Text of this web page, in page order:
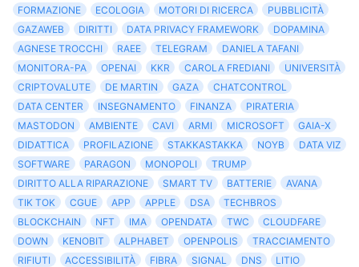
FORMAZIONE
ECOLOGIA MOTORI DI RICERCA
PUBBLICITÀ
GAZAWEB
DIRITTI DATA PRIVACY FRAMEWORK
DOPAMINA
AGNESE TROCCHI
RAEE TELEGRAM
DANIELA TAFANI
MONITORA-PA
OPENAI KKR CAROLA FREDIANI
UNIVERSITÀ
CRIPTOVALUTE
DE MARTIN GAZA
CHATCONTROL
DATA CENTER
INSEGNAMENTO FINANZA
PIRATERIA
MASTODON
AMBIENTE CAVI ARMI MICROSOFT
GAIA-X
DIDATTICA
PROFILAZIONE STAKKASTAKKA NOYB
DATA VIZ
SOFTWARE
PARAGON MONOPOLI
TRUMP
DIRITTO ALLA RIPARAZIONE
SMART TV BATTERIE
AVANA
TIK TOK
CGUE APP APPLE DSA
TECHBROS
BLOCKCHAIN
NFT IMA OPENDATA TWC
CLOUDFARE
DOWN
KENOBIT ALPHABET OPENPOLIS
TRACCIAMENTO
RIFIUTI
ACCESSIBILITÀ FIBRA SIGNAL DNS
LITIO